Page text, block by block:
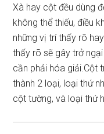
Xà hay cột đều dùng
không thể thiếu, điều
những vị trí thấy rõ
thấy rõ sẽ gây trở
cần phải hóa giải.Cột
thành 2 loại, loại thứ
cột tường, và loại thứ